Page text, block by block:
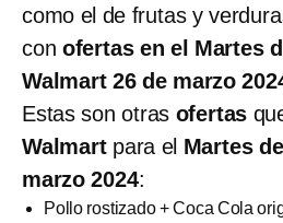
como el de frutas y
con ofertas en el Martes
Walmart 26 de marzo
Estas son otras ofertas
Walmartpara el Martes
marzo 2024:
Pollo rostizado + Coca Cola